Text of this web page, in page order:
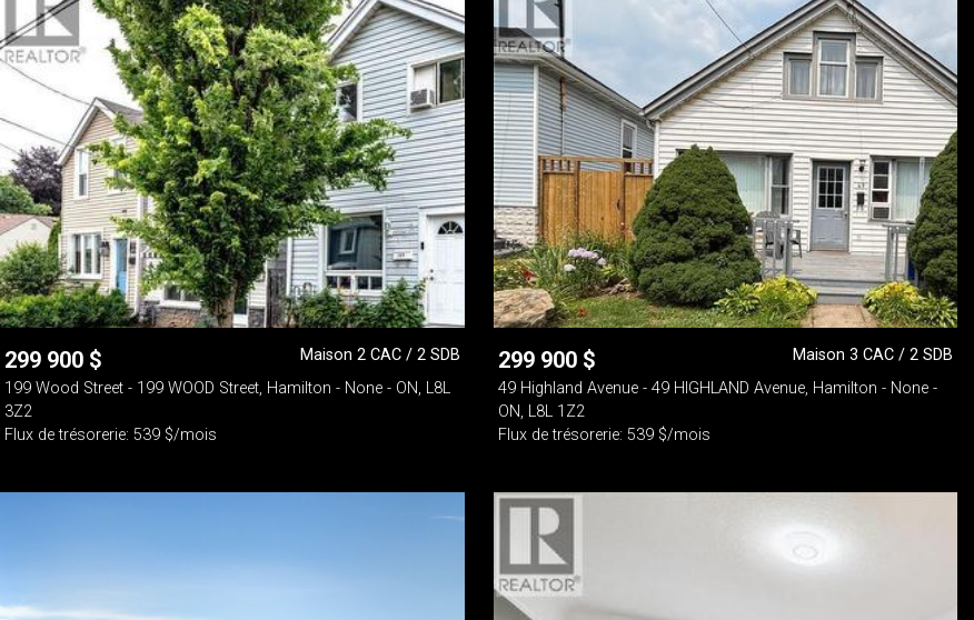
299 900 $
Maison 2 CAC / 2 SDB
199 Wood Street - 199 WOOD Street, Hamilton - None - ON, L8L
3Z2
Flux de trésorerie: 539 $/mois
299 900 $
Maison 3 CAC / 2 SDB
49 Highland Avenue - 49 HIGHLAND Avenue, Hamilton - None -
ON, L8L 1Z2
Flux de trésorerie: 539 $/mois